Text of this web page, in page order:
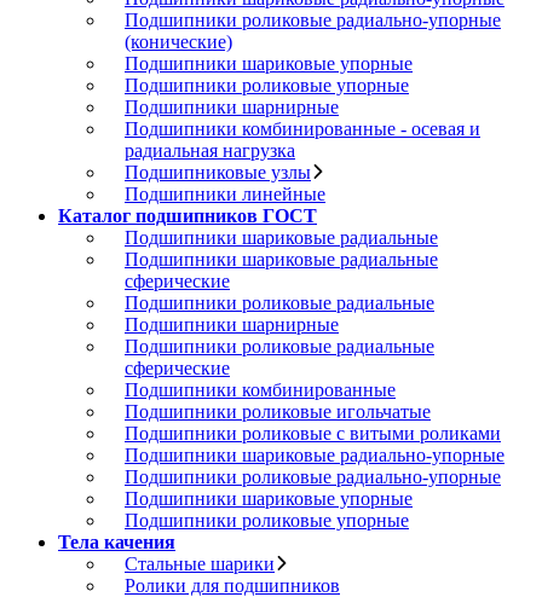
Подшипники роликовые радиально-упорные
(конические)
Подшипники шариковые упорные
Подшипники роликовые упорные
Подшипники шарнирные
Подшипники комбинированные - осевая и
радиальная нагрузка
Подшипниковые узлы
Подшипники линейные
Каталог подшипников ГОСТ
Подшипники шариковые радиальные
Подшипники шариковые радиальные
сферические
Подшипники роликовые радиальные
Подшипники шарнирные
Подшипники роликовые радиальные
сферические
Подшипники комбинированные
Подшипники роликовые игольчатые
Подшипники роликовые с витыми роликами
Подшипники шариковые радиально-упорные
Подшипники роликовые радиально-упорные
Подшипники шариковые упорные
Подшипники роликовые упорные
Тела качения
Стальные шарики
Ролики для подшипников